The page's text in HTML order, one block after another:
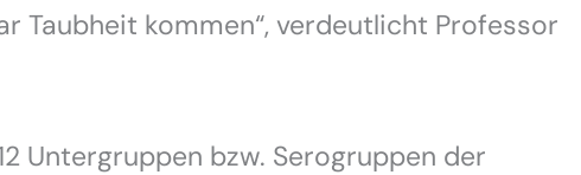
Taubheit kommen“, verdeutlicht Professor
Untergruppen bzw. Serogruppen der